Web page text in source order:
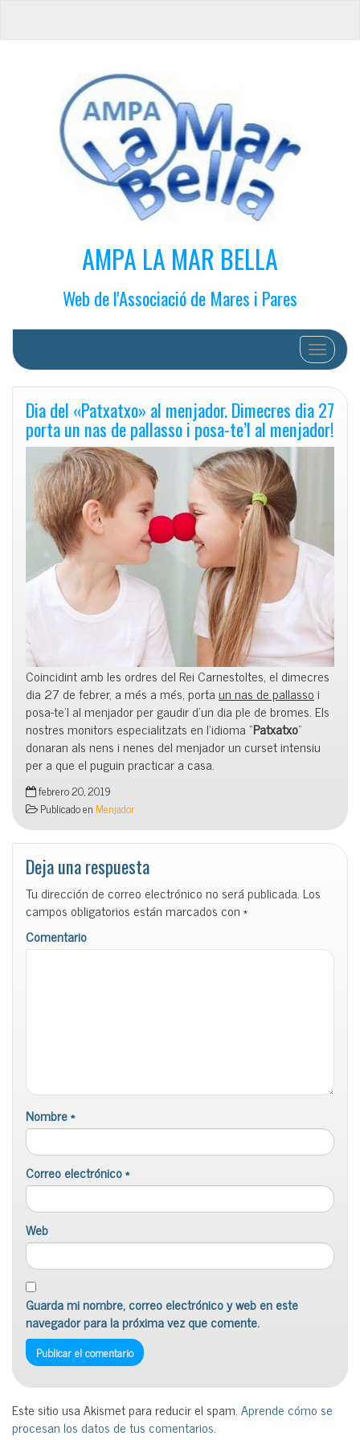
AMPA LA MAR BELLA
Web de l'Associació de Mares i Pares
Cambiar
Dia del «Patxatxo» al menjador. Dimecres dia 27
porta un nas de pallasso i posa-te’l al menjador!
Coincidint amb les ordres del Rei Carnestoltes, el dimecres
dia 27 de febrer, a més a més, porta un nas de pallasso i
posa-te’l al menjador per gaudir d’un dia ple de bromes. Els
nostres monitors especialitzats en l’idioma “Patxatxo”
donaran als nens i nenes del menjador un curset intensiu
per a que el puguin practicar a casa.
febrero 20, 2019
Publicado en Menjador
Deja una respuesta
Tu dirección de correo electrónico no será publicada.Los
campos obligatorios están marcados con*
Comentario
Nombre*
Correo electrónico*
Web
Guarda mi nombre, correo electrónico y web en este
navegador para la próxima vez que comente.
Este sitio usa Akismet para reducir el spam.Aprende cómo se
procesan los datos de tus comentarios.